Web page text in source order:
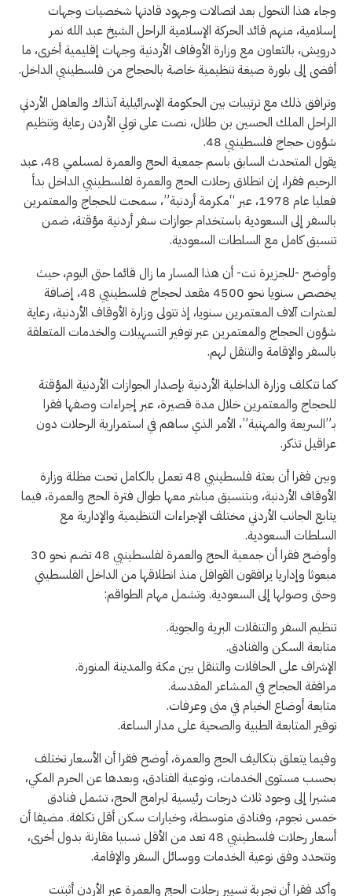
وجاء هذا التحول بعد اتصالات وجهود قادتها شخصيات وجهات
إسلامية، منهم قائد الحركة الإسلامية الراحل الشيخ عبد الله نمر
درويش، بالتعاون مع وزارة الأوقاف الأردنية وجهات إقليمية أخرى، ما
أفضى إلى بلورة صيغة تنظيمية خاصة بالحجاج من فلسطينيي الداخل.
وترافق ذلك مع ترتيبات بين الحكومة الإسرائيلية آنذاك والعاهل الأردني
الراحل الملك الحسين بن طلال، نصت على تولي الأردن رعاية وتنظيم
شؤون حجاج فلسطينيي 48.
يقول المتحدث السابق باسم جمعية الحج والعمرة لمسلمي 48، عبد
الرحيم فقرا، إن انطلاق رحلات الحج والعمرة لفلسطينيي الداخل بدأ
فعليا عام 1978، عبر “مكرمة أردنية”، سمحت للحجاج والمعتمرين
بالسفر إلى السعودية باستخدام جوازات سفر أردنية مؤقتة، ضمن
تنسيق كامل مع السلطات السعودية.
وأوضح -للجزيرة نت- أن هذا المسار ما زال قائما حتى اليوم، حيث
يخصص سنويا نحو 4500 مقعد لحجاج فلسطينيي 48، إضافة
لعشرات آلاف المعتمرين سنويا، إذ تتولى وزارة الأوقاف الأردنية، رعاية
شؤون الحجاج والمعتمرين عبر توفير التسهيلات والخدمات المتعلقة
بالسفر والإقامة والتنقل لهم.
كما تتكلف وزارة الداخلية الأردنية بإصدار الجوازات الأردنية المؤقتة
للحجاج والمعتمرين خلال مدة قصيرة، عبر إجراءات وصفها فقرا
بـ”السريعة والمهنية”، الأمر الذي ساهم في استمرارية الرحلات دون
عراقيل تذكر.
وبين فقرا أن بعثة فلسطينيي 48 تعمل بالكامل تحت مظلة وزارة
الأوقاف الأردنية، وبتنسيق مباشر معها طوال فترة الحج والعمرة، فيما
يتابع الجانب الأردني مختلف الإجراءات التنظيمية والإدارية مع
السلطات السعودية.
وأوضح فقرا أن جمعية الحج والعمرة لفلسطينيي 48 تضم نحو 30
مبعوثا وإداريا يرافقون القوافل منذ انطلاقها من الداخل الفلسطيني
وحتى وصولها إلى السعودية. وتشمل مهام الطواقم:
تنظيم السفر والتنقلات البرية والجوية.
متابعة السكن والفنادق.
الإشراف على الحافلات والتنقل بين مكة والمدينة المنورة.
مرافقة الحجاج في المشاعر المقدسة.
متابعة أوضاع الخيام في منى وعرفات.
توفير المتابعة الطبية والصحية على مدار الساعة.
وفيما يتعلق بتكاليف الحج والعمرة، أوضح فقرا أن الأسعار تختلف
بحسب مستوى الخدمات، ونوعية الفنادق، وبعدها عن الحرم المكي،
مشيرا إلى وجود ثلاث درجات رئيسية لبرامج الحج، تشمل فنادق
خمس نجوم، وفنادق متوسطة، وخيارات سكن أقل تكلفة. مضيفا أن
أسعار رحلات فلسطينيي 48 تعد من الأقل نسبيا مقارنة بدول أخرى،
وتتحدد وفق نوعية الخدمات ووسائل السفر والإقامة.
وأكد فقرا أن تجربة تسيير رحلات الحج والعمرة عبر الأردن أثبتت